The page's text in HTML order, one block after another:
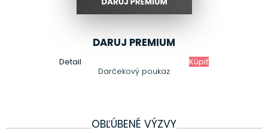
DARUJ PREMIUM
Darčekový poukaz
Detail Kúpiť
OBĽÚBENÉ VÝZVY